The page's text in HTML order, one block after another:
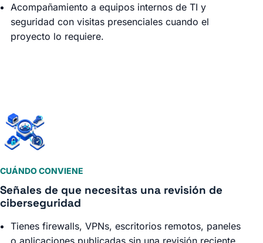
Acompañamiento a equipos internos de TI y
seguridad con visitas presenciales cuando el
proyecto lo requiere.
CUÁNDO CONVIENE
Señales de que necesitas una revisión de
ciberseguridad
Tienes firewalls, VPNs, escritorios remotos, paneles
o aplicaciones publicadas sin una revisión reciente.